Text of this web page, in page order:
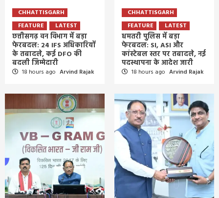
CHHATTISGARH
FEATURE
LATEST
छत्तीसगढ़ वन विभाग में बड़ा
फेरबदल: 24 IFS अधिकारियों
के तबादले, कई DFO की
बदली जिम्मेदारी
18 hours ago Arvind Rajak
CHHATTISGARH
FEATURE
LATEST
धमतरी पुलिस में बड़ा
फेरबदल: SI, ASI और
कांस्टेबल स्तर पर तबादले, नई
पदस्थापना के आदेश जारी
18 hours ago Arvind Rajak